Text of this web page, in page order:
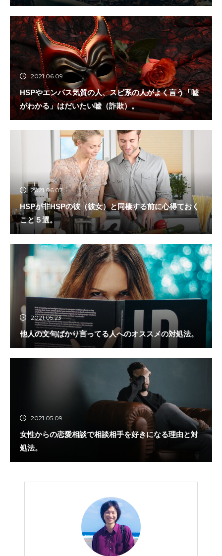
2021.06.09
HSPやエンパス気質の人、スピ系の人がよく言う「嘘
がわかる」はだいたい嘘（詐欺）。
2021.06.07
HSPが非HSPの彼（彼女）と同棲する前に心得ておく
こと５選。
2021.05.23
他人の文句ばかり言ってる人へのオススメの対処法。
2021.05.09
女性からの恋愛相談で相談相手を好きになる理由と対
処法。